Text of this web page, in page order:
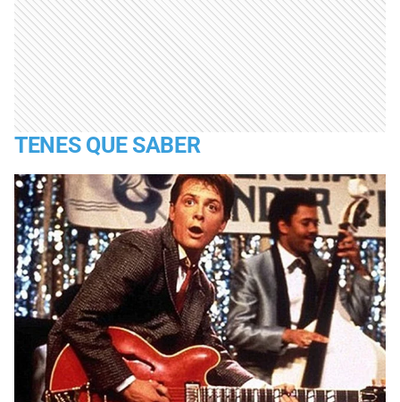
TENES QUE SABER